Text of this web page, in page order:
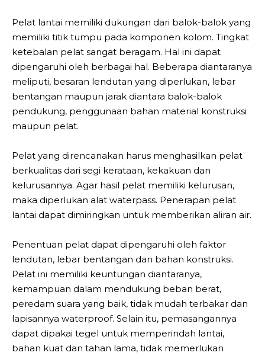
Pelat lantai memiliki dukungan dari balok-balok yang
memiliki titik tumpu pada komponen kolom. Tingkat
ketebalan pelat sangat beragam. Hal ini dapat
dipengaruhi oleh berbagai hal. Beberapa diantaranya
meliputi, besaran lendutan yang diperlukan, lebar
bentangan maupun jarak diantara balok-balok
pendukung, penggunaan bahan material konstruksi
maupun pelat.
Pelat yang direncanakan harus menghasilkan pelat
berkualitas dari segi kerataan, kekakuan dan
kelurusannya. Agar hasil pelat memiliki kelurusan,
maka diperlukan alat waterpass. Penerapan pelat
lantai dapat dimiringkan untuk memberikan aliran air.
Penentuan pelat dapat dipengaruhi oleh faktor
lendutan, lebar bentangan dan bahan konstruksi.
Pelat ini memiliki keuntungan diantaranya,
kemampuan dalam mendukung beban berat,
peredam suara yang baik, tidak mudah terbakar dan
lapisannya waterproof. Selain itu, pemasangannya
dapat dipakai tegel untuk memperindah lantai,
bahan kuat dan tahan lama, tidak memerlukan